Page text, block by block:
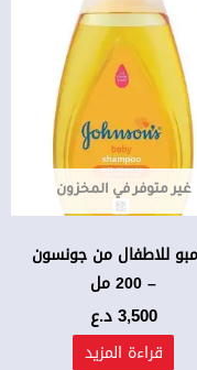
غير متوفر في المخزون
للاطفال من جونسون
– 200 مل
3,500د.ع
قراءة المزيد